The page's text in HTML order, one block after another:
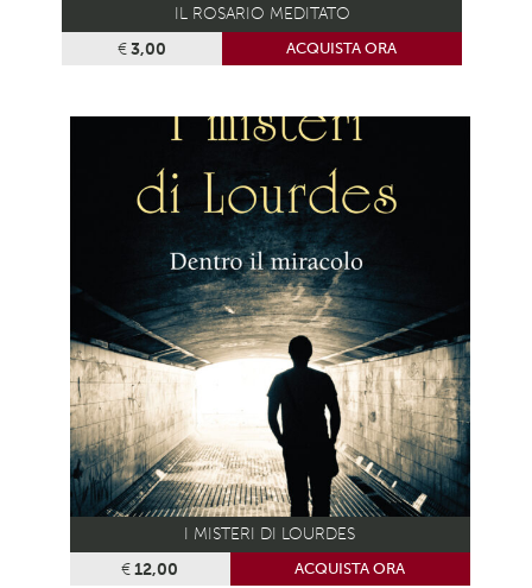
IL ROSARIO MEDITATO
€3,00 ACQUISTA ORA
I MISTERI DI LOURDES
€12,00 ACQUISTA ORA